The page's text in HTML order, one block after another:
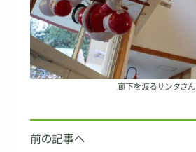
廊下を渡るサンタさん
投
稿
前の記事へ